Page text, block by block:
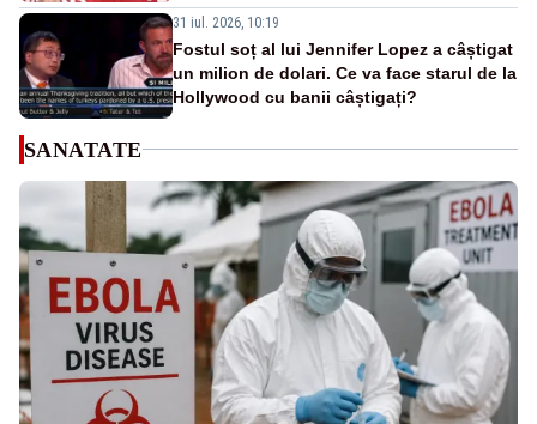
31 iul. 2026, 10:19
Fostul soț al lui Jennifer Lopez a câștigat
un milion de dolari. Ce va face starul de la
Hollywood cu banii câștigați?
SANATATE